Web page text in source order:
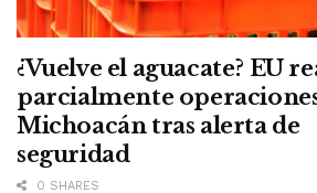
¿Vuelve el aguacate? EU
parcialmente
Michoacán tras alerta de
seguridad
0 SHARES